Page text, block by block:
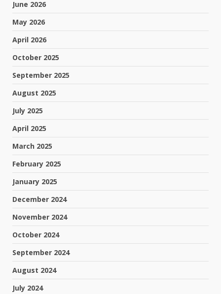
June 2026
May 2026
April 2026
October 2025
September 2025
August 2025
July 2025
April 2025
March 2025
February 2025
January 2025
December 2024
November 2024
October 2024
September 2024
August 2024
July 2024